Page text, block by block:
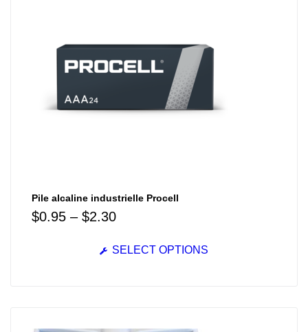
Pile alcaline industrielle Procell
$0.95 – $2.30
SELECT OPTIONS